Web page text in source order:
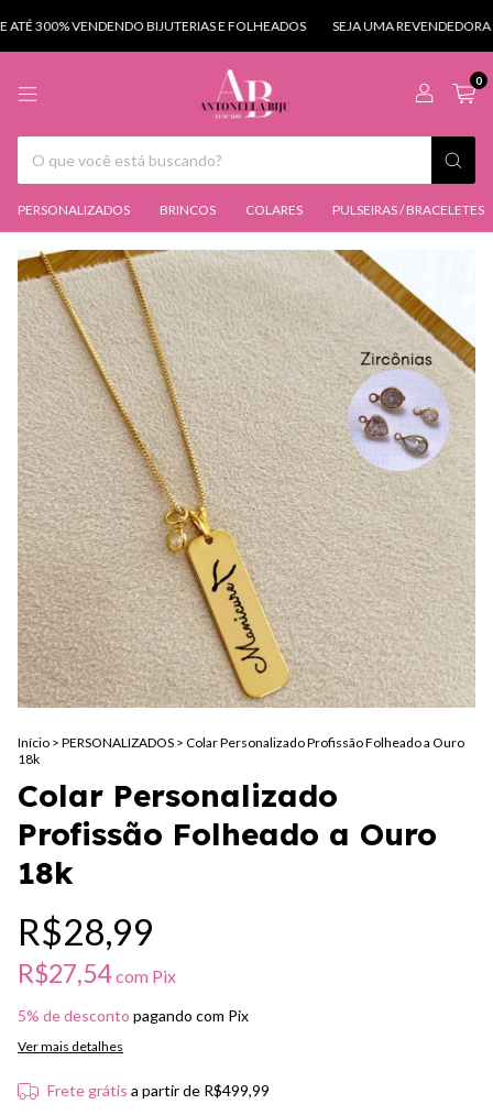
300% VENDENDO BIJUTERIAS E FOLHEADOS SEJA UMA REVENDEDORA
0
PERSONALIZADOS BRINCOS COLARES PULSEIRAS / BRACELETES
Início > PERSONALIZADOS > Colar Personalizado Profissão Folheado a Ouro
18k
Colar Personalizado
Profissão Folheado a Ouro
18k
R$28,99
R$27,54com Pix
5% de desconto pagando com Pix
Ver mais detalhes
Frete grátis a partir de R$499,99